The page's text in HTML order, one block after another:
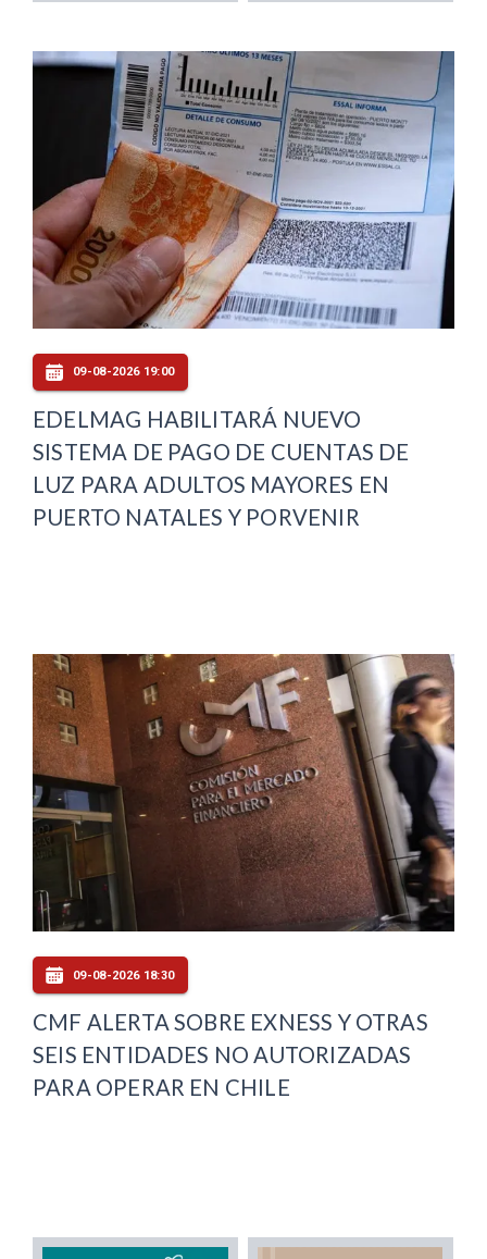
09-08-2026 19:00
EDELMAG HABILITARÁ NUEVO
SISTEMA DE PAGO DE CUENTAS DE
LUZ PARA ADULTOS MAYORES EN
PUERTO NATALES Y PORVENIR
09-08-2026 18:30
CMF ALERTA SOBRE EXNESS Y OTRAS
SEIS ENTIDADES NO AUTORIZADAS
PARA OPERAR EN CHILE